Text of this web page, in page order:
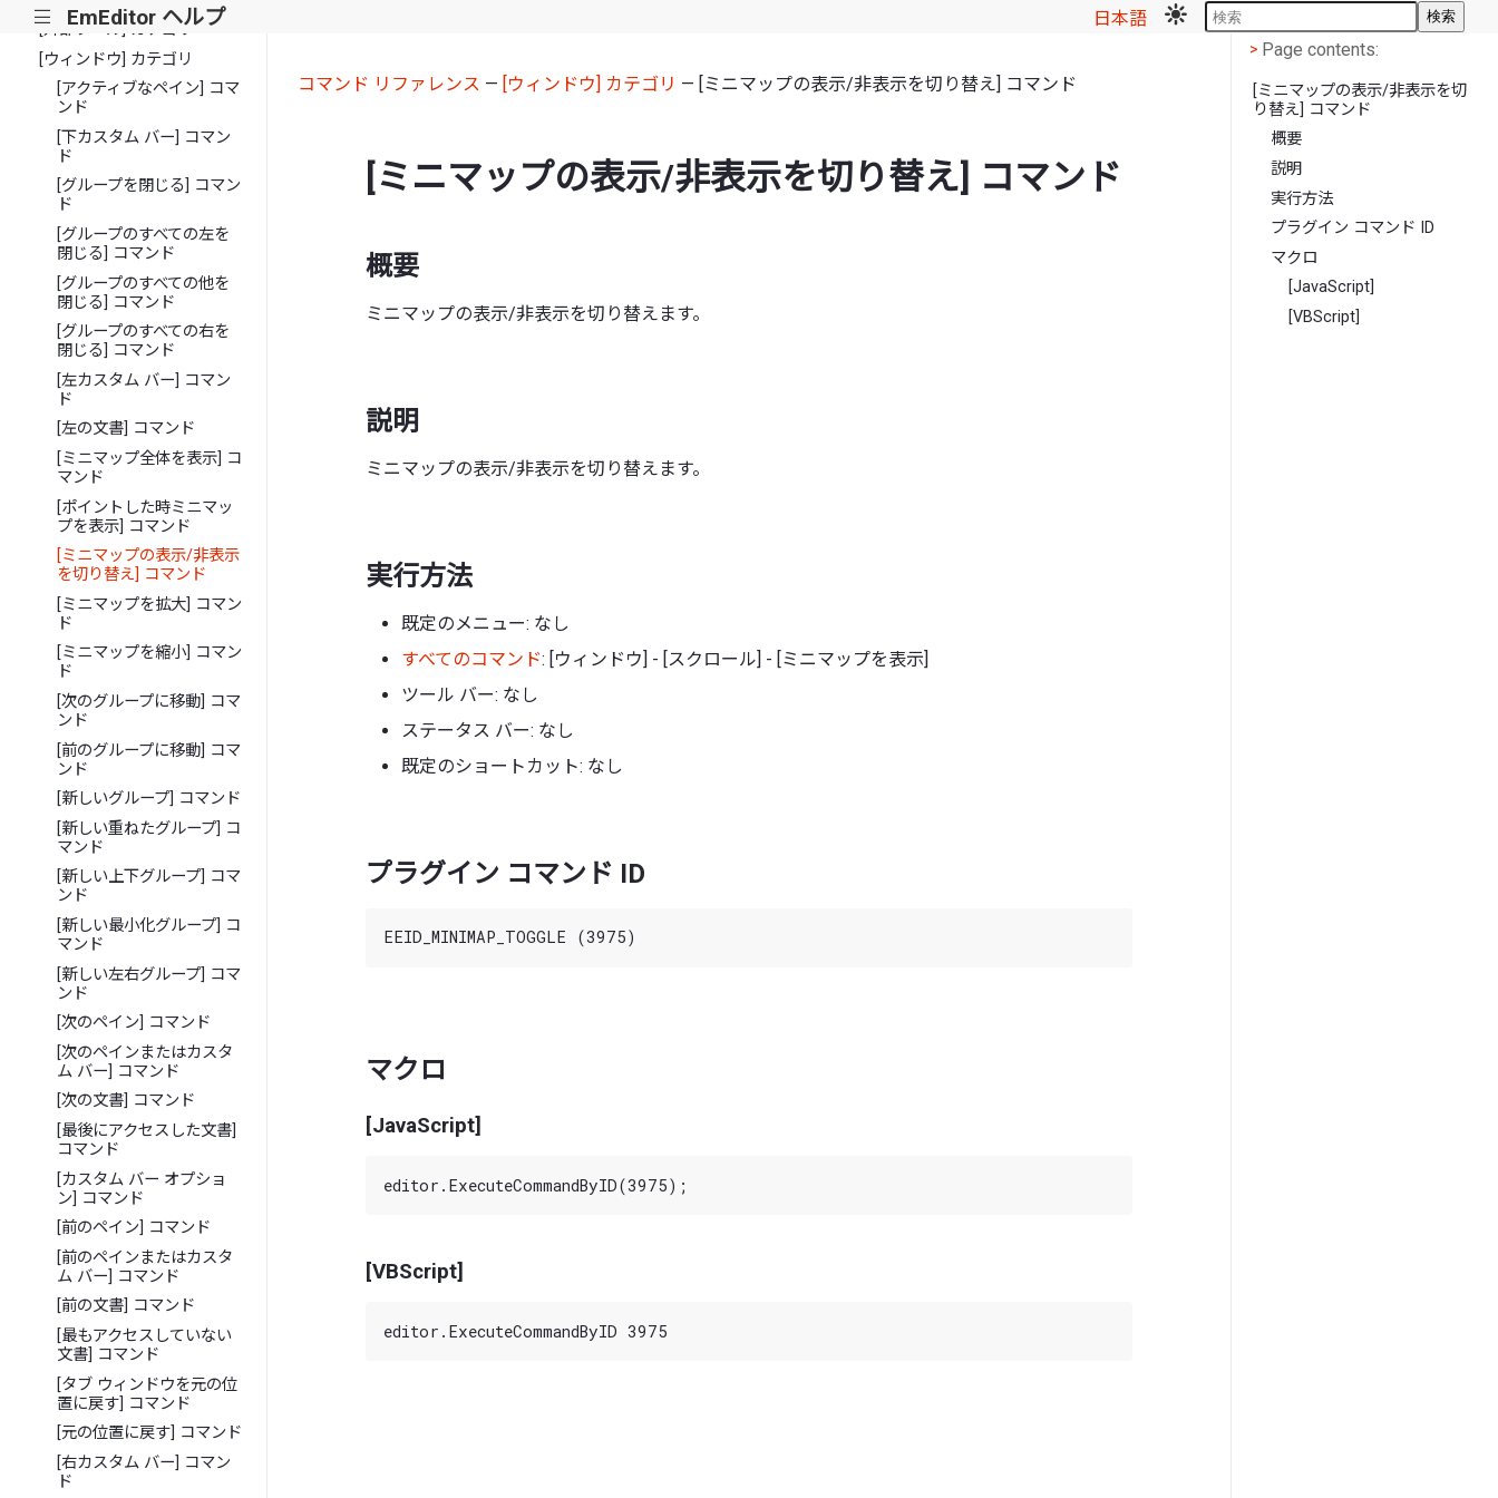
||| EmEditor ヘルプ 日本語 検索
[外部ツール] カテゴリ
[ウィンドウ] カテゴリ
[アクティブなペイン] コマ
ンド
[下カスタム バー] コマン
ド
[グループを閉じる] コマン
ド
[グループのすべての左を
閉じる] コマンド
[グループのすべての他を
閉じる] コマンド
[グループのすべての右を
閉じる] コマンド
[左カスタム バー] コマン
ド
[左の文書] コマンド
[ミニマップ全体を表示] コ
マンド
[ポイントした時ミニマッ
プを表示] コマンド
[ミニマップの表示/非表示
を切り替え] コマンド
[ミニマップを拡大] コマン
ド
[ミニマップを縮小] コマン
ド
[次のグループに移動] コマ
ンド
[前のグループに移動] コマ
ンド
[新しいグループ] コマンド
[新しい重ねたグループ] コ
マンド
[新しい上下グループ] コマ
ンド
[新しい最小化グループ] コ
マンド
[新しい左右グループ] コマ
ンド
[次のペイン] コマンド
[次のペインまたはカスタ
ム バー] コマンド
[次の文書] コマンド
[最後にアクセスした文書]
コマンド
[カスタム バー オプショ
ン] コマンド
[前のペイン] コマンド
[前のペインまたはカスタ
ム バー] コマンド
[前の文書] コマンド
[最もアクセスしていない
文書] コマンド
[タブ ウィンドウを元の位
置に戻す] コマンド
[元の位置に戻す] コマンド
[右カスタム バー] コマン
ド
コマンド リファレンス — [ウィンドウ] カテゴリ — [ミニマップの表示/非表示を切り替え] コマンド
[ミニマップの表示/非表示を切り替え] コマンド
概要
ミニマップの表示/非表示を切り替えます。
説明
ミニマップの表示/非表示を切り替えます。
実行方法
既定のメニュー: なし
すべてのコマンド: [ウィンドウ] - [スクロール] - [ミニマップを表示]
ツール バー: なし
ステータス バー: なし
既定のショートカット: なし
プラグイン コマンド ID
マクロ
[JavaScript]
[VBScript]
< Page contents
> Page contents:
[ミニマップの表示/非表示を切
り替え] コマンド
概要
説明
実行方法
プラグイン コマンド ID
マクロ
[JavaScript]
[VBScript]